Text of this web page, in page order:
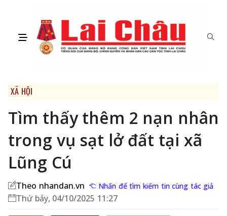
XÃ HỘI
Tìm thấy thêm 2 nạn nhân
trong vụ sạt lở đất tại xã
Lũng Cú
Theo nhandan.vn Nhấn để tìm kiếm tin cùng tác giả
Thứ bảy, 04/10/2025 11:27